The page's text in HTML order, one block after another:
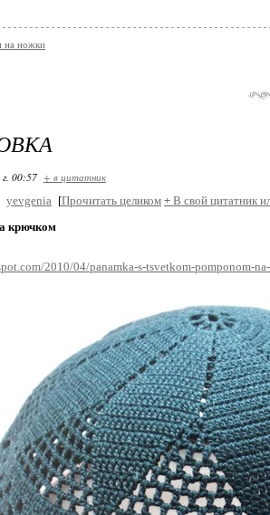
на ножки
г. 00:57 + в цитатник
yevgenia [Прочитать целиком + В свой цитатник
крючком
2010/04/panamka-s-tsvetkom-pomponom-